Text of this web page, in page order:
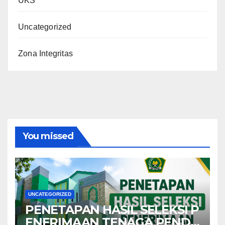
Uncategorized
Zona Integritas
You missed
UNCATEGORIZED
PENETAPAN HASIL SELEKSI P